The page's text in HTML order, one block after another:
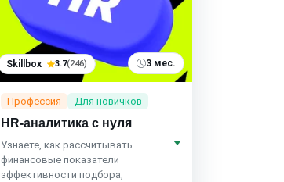
Skillbox 3.7(246) 3 мес.
Профессия Для новичков
HR-аналитика с нуля
Узнаете, как рассчитывать
финансовые показатели
эффективности подбора,